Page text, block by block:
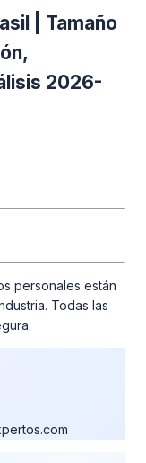
| Tamaño
2026-
personales están
Todas las